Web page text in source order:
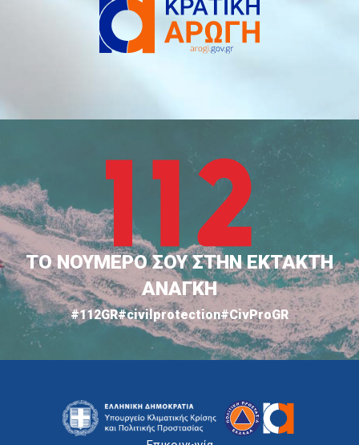
ΤΟ ΝΟΥΜΕΡΟ ΣΟΥ ΣΤΗΝ ΕΚΤΑΚΤΗ
ΑΝΑΓΚΗ
#112GR#civilprotection#CivProGR